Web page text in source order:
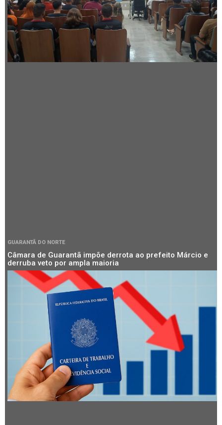
GUARANTÃ DO NORTE
Câmara de Guarantã impõe derrota ao prefeito Márcio e
derruba veto por ampla maioria